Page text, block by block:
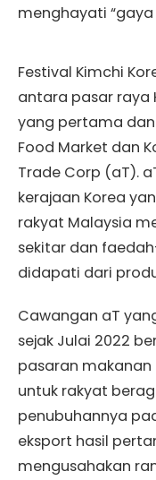
menghayati “gaya
Festival Kimchi
antara pasar raya
yang pertama dan
Food Market dan
Trade Corp (aT).
kerajaan Korea
rakyat Malaysia
sekitar dan
didapati dari
Cawangan aT
sejak Julai 2022
pasaran makanan
untuk rakyat
penubuhannya
eksport hasil
mengusahakan